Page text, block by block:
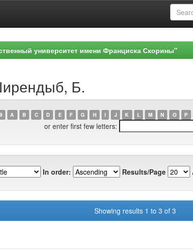
университет имени Франциска Скорины"
Б.
A B C D E F G H I J K L M N O P
or enter first few letters:
In order: Results/Page
Showing results 1 to 3 of 3